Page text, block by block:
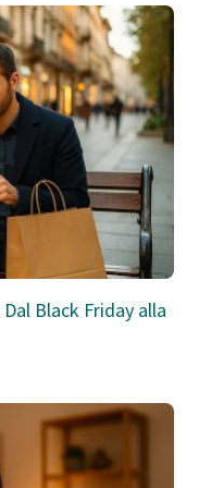
Black Friday alla